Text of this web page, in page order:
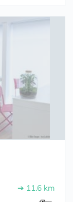
➔ 11.6 km